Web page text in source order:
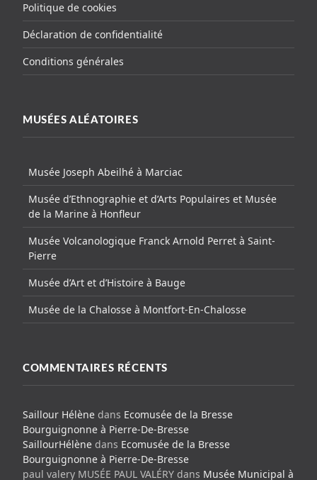
Politique de cookies
Déclaration de confidentialité
Conditions générales
MUSÉES ALÉATOIRES
Musée Joseph Abeilhé à Marciac
Musée d’Ethnographie et d’Arts Populaires et Musée
de la Marine à Honfleur
Musée Volcanologique Franck Arnold Perret à Saint-
Pierre
Musée d’Art et d’Histoire à Bauge
Musée de la Chalosse à Montfort-En-Chalosse
COMMENTAIRES RÉCENTS
Saillour Hélène dans Ecomusée de la Bresse
Bourguignonne à Pierre-De-Bresse
SaillourHélène dans Ecomusée de la Bresse
Bourguignonne à Pierre-De-Bresse
paul valery MUSÉE PAUL VALÉRY dans Musée Municipal à